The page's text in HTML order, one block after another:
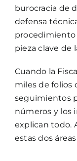
burocracia de
defensa
procedimiento
pieza clave de
Cuando la
miles de folios
seguimientos
números y los
explican todo.
estas dos